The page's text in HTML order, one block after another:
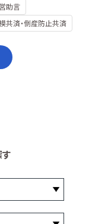
助言
共済・倒産防止共済